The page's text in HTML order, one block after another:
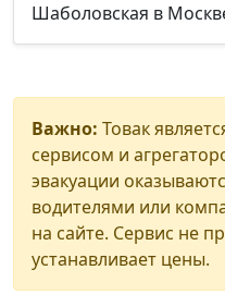
Шаболовская в
Важно: Товак
сервисом и
эвакуации
водителями или
на сайте. Сервис не
устанавливает цены.